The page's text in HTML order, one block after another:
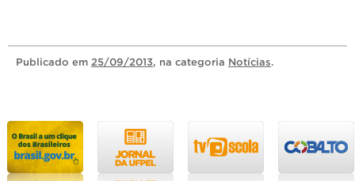
Publicado em 25/09/2013, na categoria Notícias.